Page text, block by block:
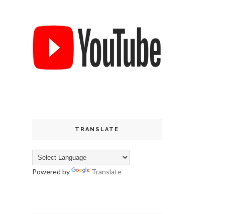
TRANSLATE
Powered by Translate